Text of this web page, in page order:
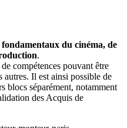
fondamentaux du cinéma, de
.
compétences pouvant être
autres. Il est ainsi possible de
blocs séparément, notamment
des Acquis de